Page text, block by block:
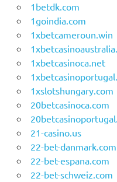
1betdk.com
1goindia.com
1xbetcameroun.win
1xbetcasinoca.net
1xslotshungary.com
20betcasinoca.com
21-casino.us
22-bet-danmark.com
22-bet-espana.com
22-bet-schweiz.com